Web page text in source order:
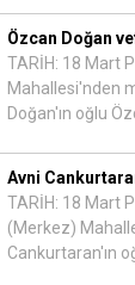
Özcan Doğan
TARİH: 18 Mart
Mahallesi'nden
Doğan'ın oğlu
Avni
TARİH: 18 Mart
(Merkez)
Cankurtaran'ın